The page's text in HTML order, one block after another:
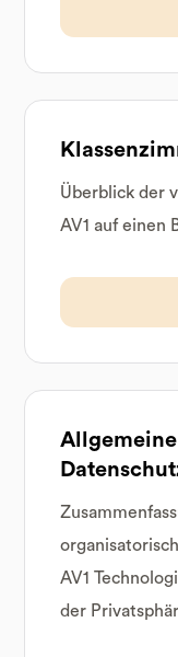
Überblick der
AV1 auf einen
AV1
der